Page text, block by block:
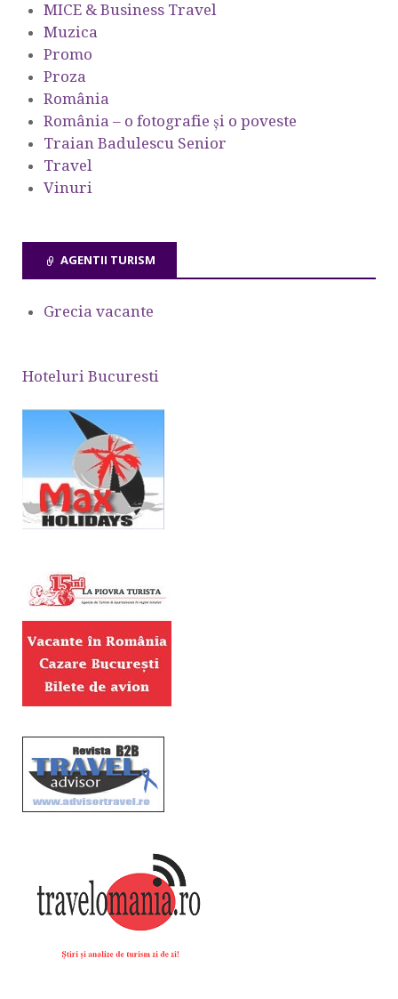
MICE & Business Travel
Muzica
Promo
Proza
România
România – o fotografie şi o poveste
Traian Badulescu Senior
Travel
Vinuri
AGENTII TURISM
Grecia vacante
Hoteluri Bucuresti